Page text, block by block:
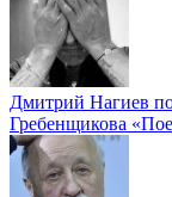
Дмитрий Нагиев
Гребенщикова